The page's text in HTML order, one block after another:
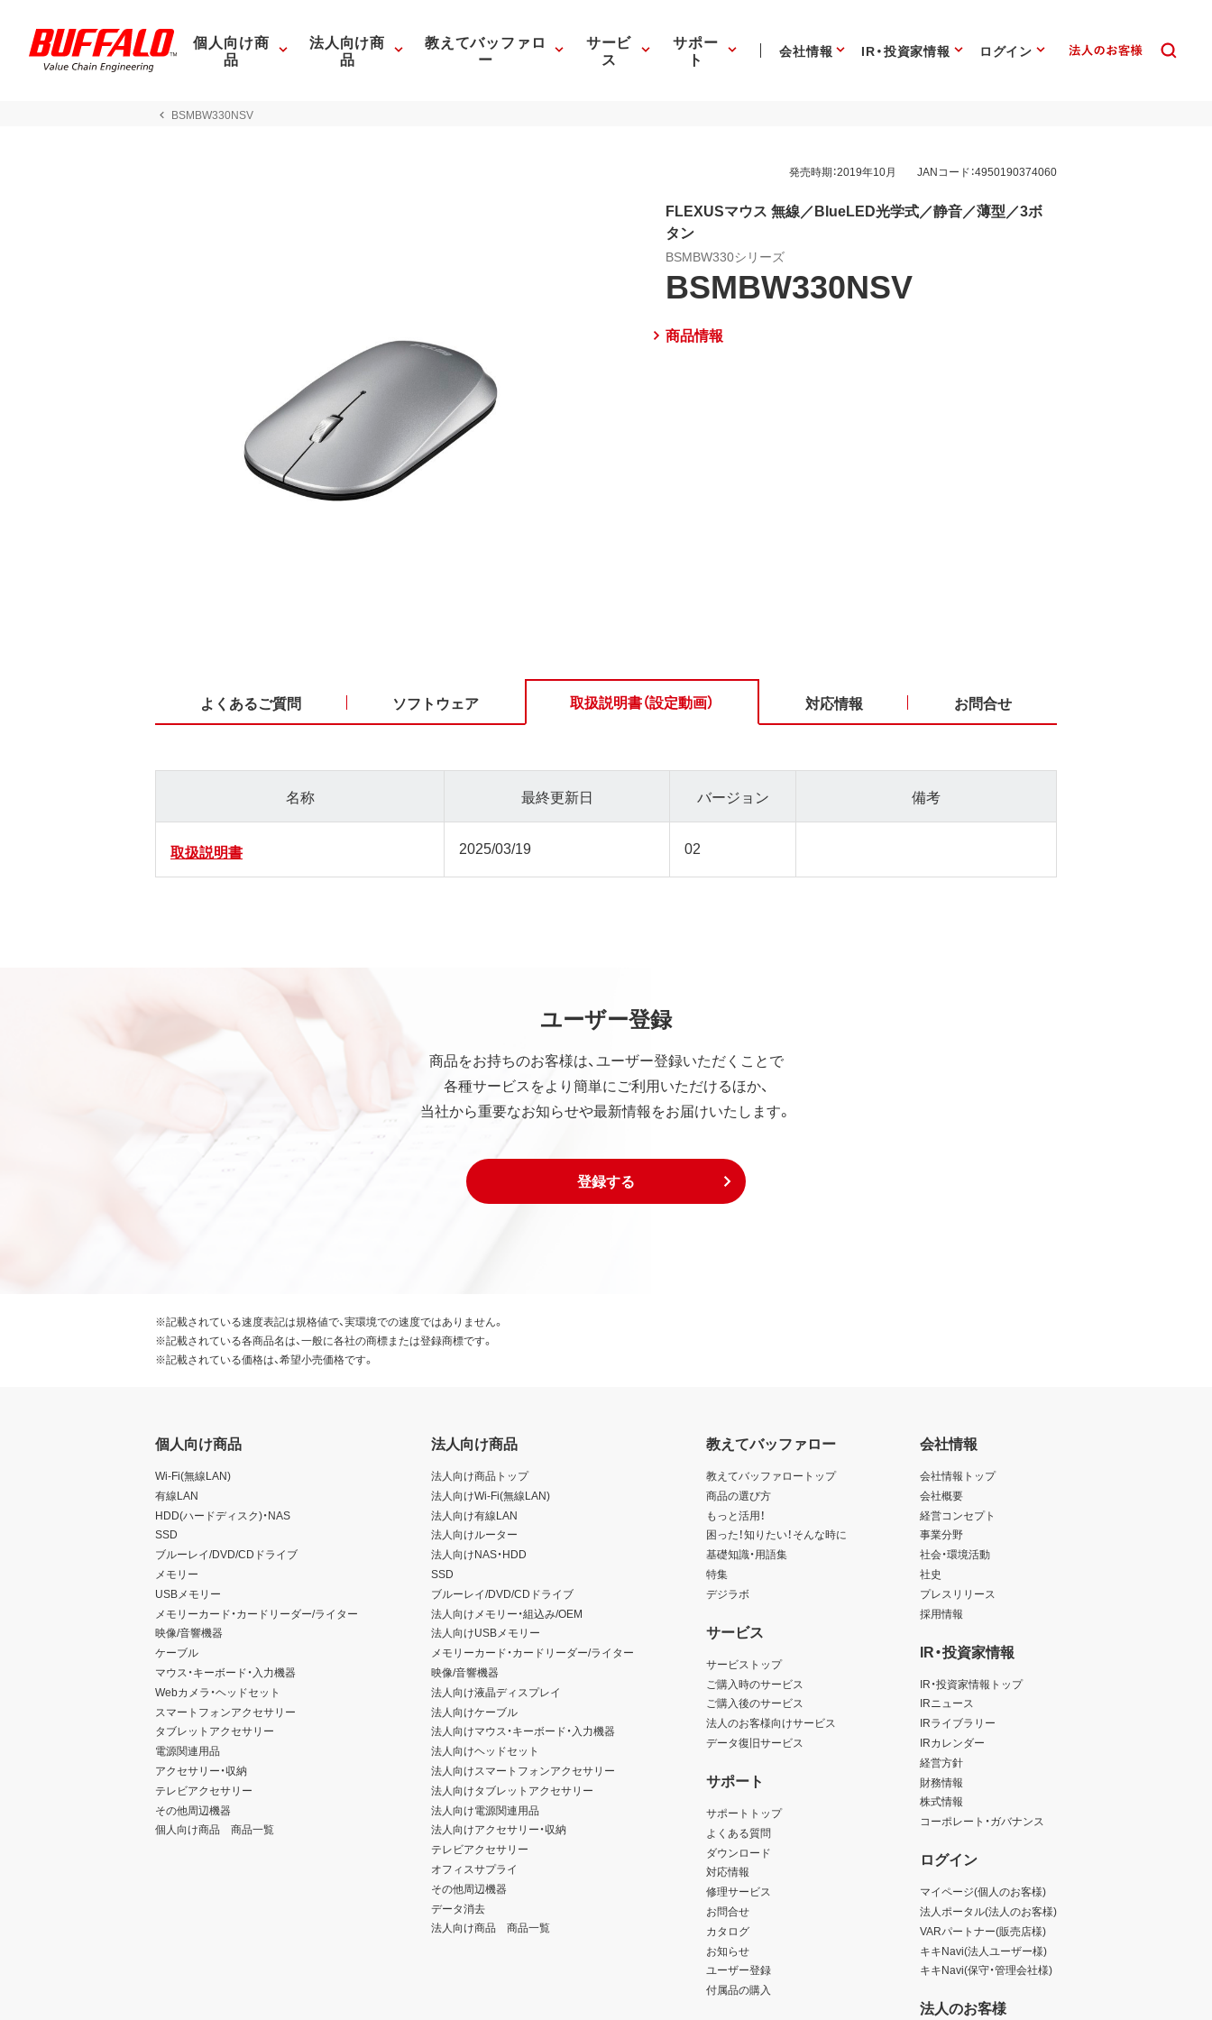
個人向け商
品
法人向け商
品
教えてバッファロ
ー
サービ
ス
サポー
ト 会社情報 IR・投資家情報 ログイン
BSMBW330NSV
発売時期：2019年10月 JANコード：4950190374060
FLEXUSマウス 無線／BlueLED光学式／静音／薄型／3ボ
タン
BSMBW330シリーズ
BSMBW330NSV
商品情報
よくあるご質問 ソフトウェア 取扱説明書（設定動画） 対応情報 お問合せ
名称 最終更新日 バージョン 備考
取扱説明書 2025/03/19 02
ユーザー登録
商品をお持ちのお客様は、ユーザー登録いただくことで
各種サービスをより簡単にご利用いただけるほか、
当社から重要なお知らせや最新情報をお届けいたします。
登録する
※記載されている速度表記は規格値で、実環境での速度ではありません。
※記載されている各商品名は、一般に各社の商標または登録商標です。
※記載されている価格は、希望小売価格です。
個人向け商品
Wi-Fi(無線LAN)
有線LAN
HDD(ハードディスク)・NAS
SSD
ブルーレイ/DVD/CDドライブ
メモリー
USBメモリー
メモリーカード・カードリーダー/ライター
映像/音響機器
ケーブル
マウス・キーボード・入力機器
Webカメラ・ヘッドセット
スマートフォンアクセサリー
タブレットアクセサリー
電源関連用品
アクセサリー・収納
テレビアクセサリー
その他周辺機器
個人向け商品 商品一覧
法人向け商品
法人向け商品トップ
法人向けWi-Fi(無線LAN)
法人向け有線LAN
法人向けルーター
法人向けNAS・HDD
SSD
ブルーレイ/DVD/CDドライブ
法人向けメモリー・組込み/OEM
法人向けUSBメモリー
メモリーカード・カードリーダー/ライター
映像/音響機器
法人向け液晶ディスプレイ
法人向けケーブル
法人向けマウス・キーボード・入力機器
法人向けヘッドセット
法人向けスマートフォンアクセサリー
法人向けタブレットアクセサリー
法人向け電源関連用品
法人向けアクセサリー・収納
テレビアクセサリー
オフィスサプライ
その他周辺機器
データ消去
法人向け商品 商品一覧
教えてバッファロー
教えてバッファロートップ
商品の選び方
もっと活用！
困った！知りたい！そんな時に
基礎知識・用語集
特集
デジラボ
サービス
サービストップ
ご購入時のサービス
ご購入後のサービス
法人のお客様向けサービス
データ復旧サービス
サポート
サポートトップ
よくある質問
ダウンロード
対応情報
修理サービス
お問合せ
カタログ
お知らせ
ユーザー登録
付属品の購入
会社情報
会社情報トップ
会社概要
経営コンセプト
事業分野
社会・環境活動
社史
プレスリリース
採用情報
IR・投資家情報
IR・投資家情報トップ
IRニュース
IRライブラリー
IRカレンダー
経営方針
財務情報
株式情報
コーポレート・ガバナンス
ログイン
マイページ(個人のお客様)
法人ポータル(法人のお客様)
VARパートナー(販売店様)
キキNavi(法人ユーザー様)
キキNavi(保守・管理会社様)
法人のお客様